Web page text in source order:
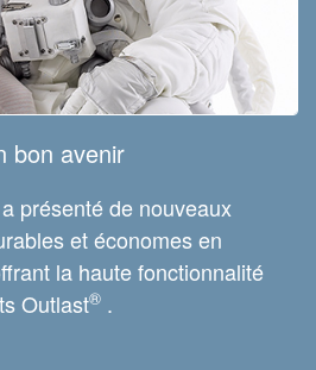
bon avenir
présenté de nouveaux
et économes en
la haute fonctionnalité
Outlast® .